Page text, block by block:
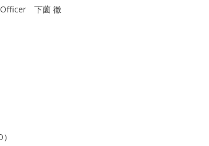
Officer 下薗 徹